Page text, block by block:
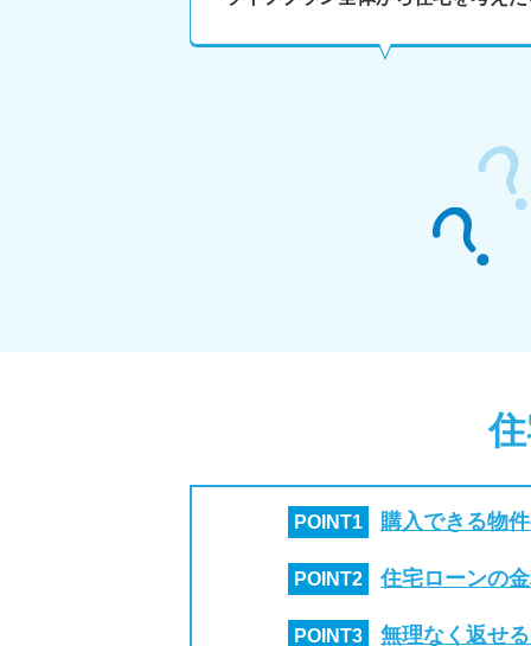
POINT1 購入できる物
POINT2 住宅ローンの
POINT3 無理なく返せ